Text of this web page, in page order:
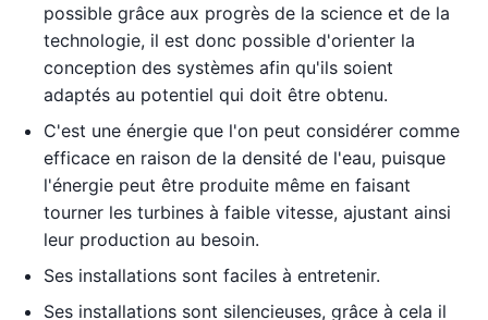
possible grâce aux progrès de la science et de la
technologie, il est donc possible d'orienter la
conception des systèmes afin qu'ils soient
adaptés au potentiel qui doit être obtenu.
C'est une énergie que l'on peut considérer comme
efficace en raison de la densité de l'eau, puisque
l'énergie peut être produite même en faisant
tourner les turbines à faible vitesse, ajustant ainsi
leur production au besoin.
Ses installations sont faciles à entretenir.
Ses installations sont silencieuses, grâce à cela il